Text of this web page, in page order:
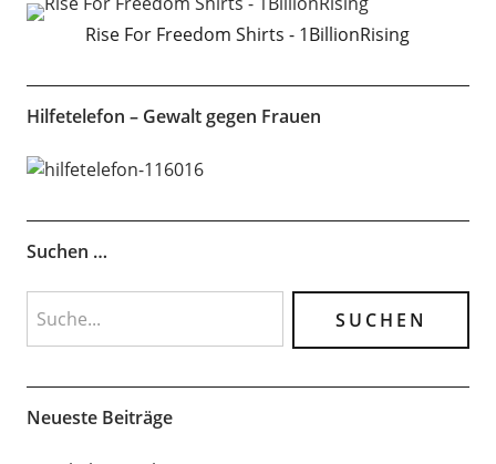
Rise For Freedom Shirts - 1BillionRising
Hilfetelefon – Gewalt gegen Frauen
Suchen …
Neueste Beiträge